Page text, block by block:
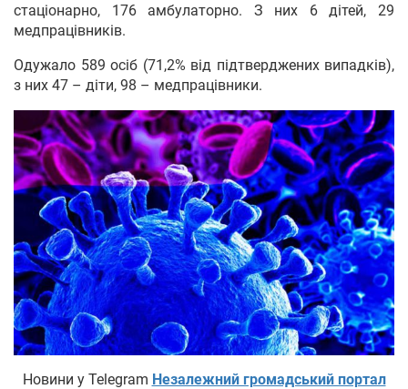
стаціонарно, 176 амбулаторно. З них 6 дітей, 29
медпрацівників.
Одужало 589 осіб (71,2% від підтверджених випадків),
з них 47 – діти, 98 – медпрацівники.
Новини у Telegram Незалежний громадський портал